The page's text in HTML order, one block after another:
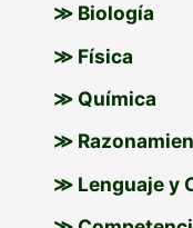
≫ Biología
≫ Física
≫ Química
≫
≫ Lenguaje y